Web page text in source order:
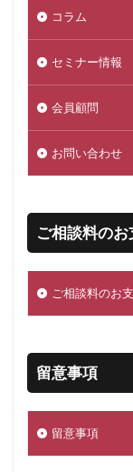
コラム
セミナー情報
会員顧問
お問い合わせ
ご相談料の
ご相談料のお
留意事項
留意事項